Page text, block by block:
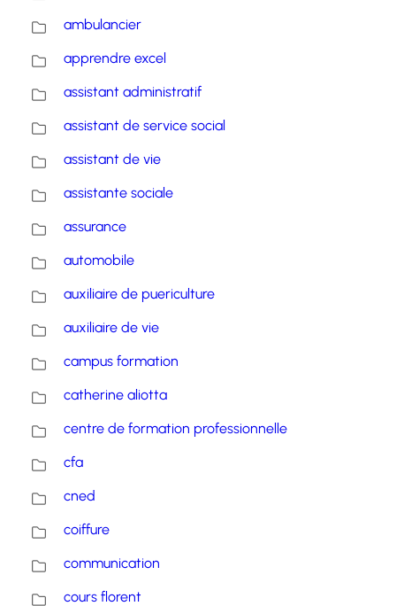
ambulancier
apprendre excel
assistant administratif
assistant de service social
assistant de vie
assistante sociale
assurance
automobile
auxiliaire de puericulture
auxiliaire de vie
campus formation
catherine aliotta
centre de formation professionnelle
cfa
cned
coiffure
communication
cours florent